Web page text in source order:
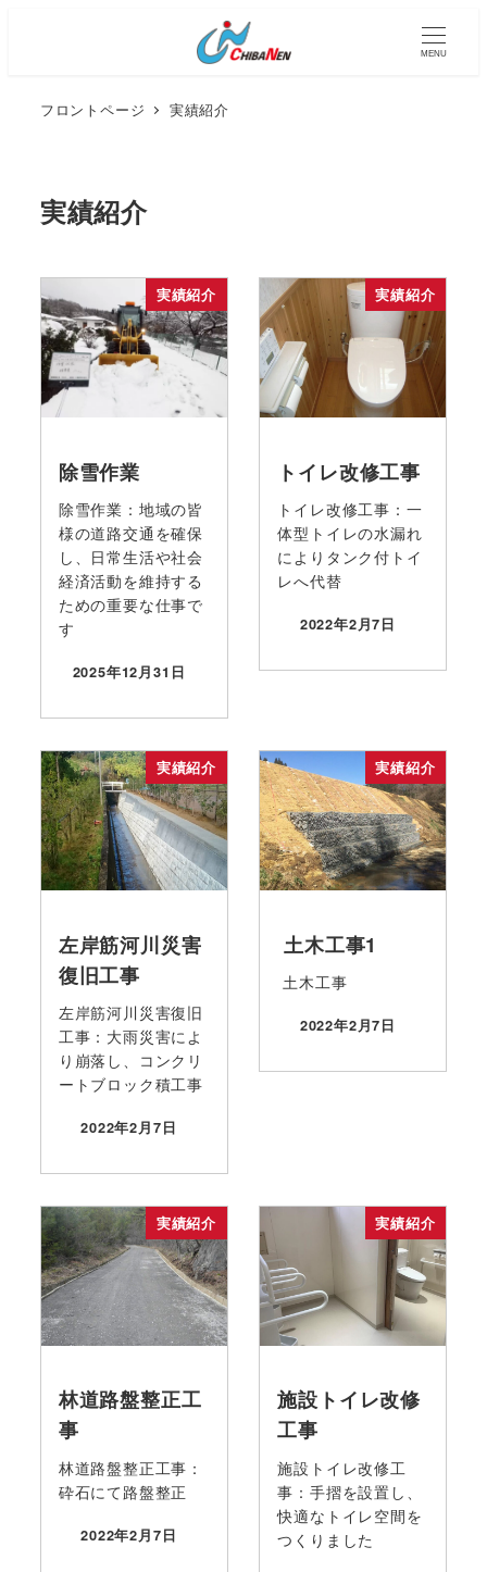
MENU
フロントページ 実績紹介
実績紹介
実績紹介
除雪作業
除雪作業：地域の皆
様の道路交通を確保
し、日常生活や社会
経済活動を維持する
ための重要な仕事で
す
投稿日
2025年12月31日
実績紹介
トイレ改修工事
トイレ改修工事：一
体型トイレの水漏れ
によりタンク付トイ
レへ代替
投稿日
2022年2月7日
実績紹介
左岸筋河川災害
復旧工事
左岸筋河川災害復旧
工事：大雨災害によ
り崩落し、コンクリ
ートブロック積工事
投稿日
2022年2月7日
実績紹介
土木工事1
土木工事
投稿日
2022年2月7日
実績紹介
林道路盤整正工
事
林道路盤整正工事：
砕石にて路盤整正
投稿日
2022年2月7日
実績紹介
施設トイレ改修
工事
施設トイレ改修工
事：手摺を設置し、
快適なトイレ空間を
つくりました